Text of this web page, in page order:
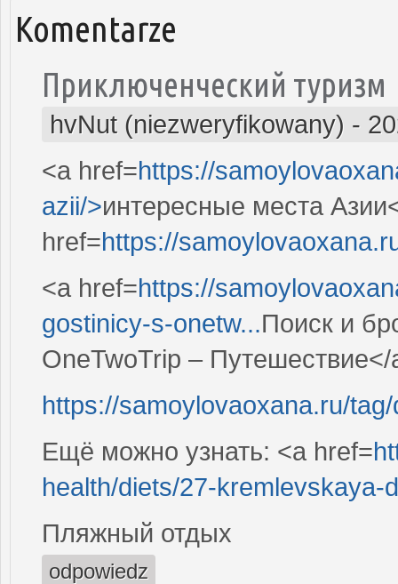
Komentarze
Приключенческий туризм
hvNut (niezweryfikowany) -
<a href=https://
azii/>интересные места
href=https://
<a href=https://
gostinicy-s-onetw...Поиск и
OneTwoTrip – Путешествие</
https://samoylovaoxana.ru/
Ещё можно узнать: <a href=
health/diets/27-kremlevskaya-
Пляжный отдых
odpowiedz